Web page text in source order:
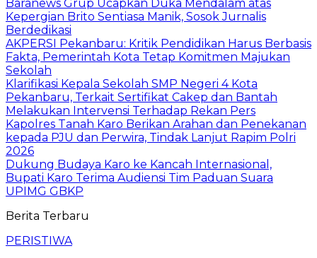
Baranews Grup Ucapkan Duka Mendalam atas
Kepergian Brito Sentiasa Manik, Sosok Jurnalis
Berdedikasi
AKPERSI Pekanbaru: Kritik Pendidikan Harus Berbasis
Fakta, Pemerintah Kota Tetap Komitmen Majukan
Sekolah
Klarifikasi Kepala Sekolah SMP Negeri 4 Kota
Pekanbaru, Terkait Sertifikat Cakep dan Bantah
Melakukan Intervensi Terhadap Rekan Pers
Kapolres Tanah Karo Berikan Arahan dan Penekanan
kepada PJU dan Perwira, Tindak Lanjut Rapim Polri
2026
Dukung Budaya Karo ke Kancah Internasional,
Bupati Karo Terima Audiensi Tim Paduan Suara
UPIMG GBKP
Berita Terbaru
PERISTIWA